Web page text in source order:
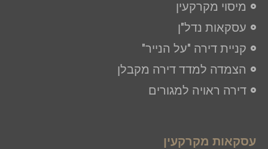
מיסוי מקרקעין
עסקאות נדל"ן
קניית דירה "על הנייר"
הצמדה למדד דירה מקבלן
דירה ראויה למגורים
עסקאות מקרקעין